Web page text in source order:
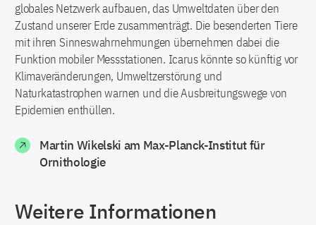
globales Netzwerk aufbauen, das Umweltdaten über den
Zustand unserer Erde zusammenträgt. Die besenderten Tiere
mit ihren Sinneswahrnehmungen übernehmen dabei die
Funktion mobiler Messstationen. Icarus könnte so künftig vor
Klimaveränderungen, Umweltzerstörung und
Naturkatastrophen warnen und die Ausbreitungswege von
Epidemien enthüllen.
Martin Wikelski am Max-Planck-Institut für
Ornithologie
Weitere Informationen